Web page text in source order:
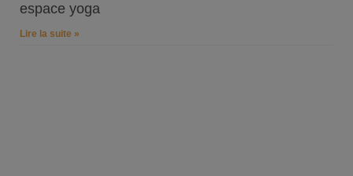
espace yoga
Lire la suite »